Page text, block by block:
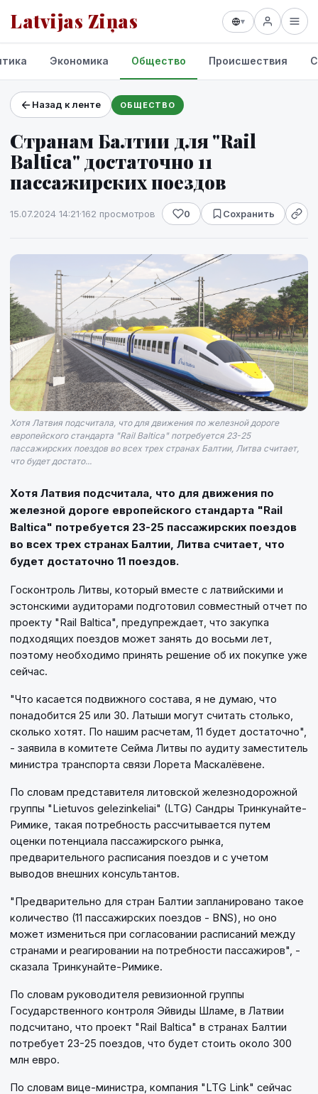
Latvijas Ziņas ▾
Проекты и сервисы
Прогноз погоды
Экономика Общество Происшествия
Назад к ленте ОБЩЕСТВО
Странам Балтии для "Rail
Balticа" достаточно 11
пассажирских поездов
15.07.2024 14:21·162 просмотров 0 Сохранить
Хотя Латвия подсчитала, что для движения по железной дороге
европейского стандарта "Rail Balticа" потребуется 23-25 ​​
пассажирских поездов во всех трех странах Балтии, Литва считает,
что будет достато...
Хотя Латвия подсчитала, что для движения по
железной дороге европейского стандарта "Rail
Balticа" потребуется 23-25 ​​пассажирских поездов
во всех трех странах Балтии, Литва считает, что
будет достаточно 11 поездов.
Госконтроль Литвы, который вместе с латвийскими и
эстонскими аудиторами подготовил совместный отчет по
проекту "Rail Balticа", предупреждает, что закупка
подходящих поездов может занять до восьми лет,
поэтому необходимо принять решение об их покупке уже
сейчас.
"Что касается подвижного состава, я не думаю, что
понадобится 25 или 30. Латыши могут считать столько,
сколько хотят. По нашим расчетам, 11 будет достаточно",
- заявила в комитете Сейма Литвы по аудиту заместитель
министра транспорта связи Лорета Маскалёвене.
По словам представителя литовской железнодорожной
группы "Lietuvos gelezinkeliai" (LTG) Сандры Тринкунайте-
Римике, такая потребность рассчитывается путем
оценки потенциала пассажирского рынка,
предварительного расписания поездов и с учетом
выводов внешних консультантов.
"Предварительно для стран Балтии запланировано такое
количество (11 пассажирских поездов - BNS), но оно
может измениться при согласовании расписаний между
странами и реагировании на потребности пассажиров", -
сказала Тринкунайте-Римике.
По словам руководителя ревизионной группы
Государственного контроля Эйвиды Шламе, в Латвии
подсчитано, что проект "Rail Baltica" в странах Балтии
потребует 23-25 ​​поездов, что будет стоить около 300
млн евро.
По словам вице-министра, компания "LTG Link" сейчас